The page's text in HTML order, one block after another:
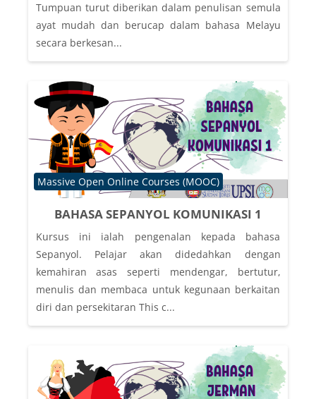
Tumpuan turut diberikan dalam penulisan semula
ayat mudah dan berucap dalam bahasa Melayu
secara berkesan...
BAHASA SEPANYOL KOMUNIKASI 1
Course category
Massive Open Online Courses (MOOC)
Kursus ini ialah pengenalan kepada bahasa
Sepanyol. Pelajar akan didedahkan dengan
kemahiran asas seperti mendengar, bertutur,
menulis dan membaca untuk kegunaan berkaitan
diri dan persekitaran This c...